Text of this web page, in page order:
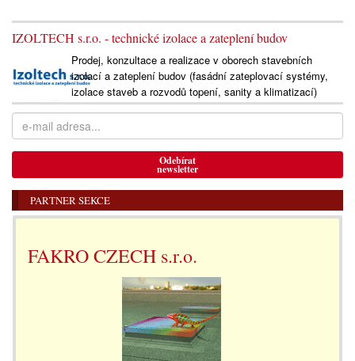
IZOLTECH s.r.o. - technické izolace a zateplení budov
Prodej, konzultace a realizace v oborech stavebních
izolací a zateplení budov (fasádní zateplovací systémy,
izolace staveb a rozvodů topení, sanity a klimatizací)
Odebírat
newsletter
PARTNER SEKCE
FAKRO CZECH s.r.o.